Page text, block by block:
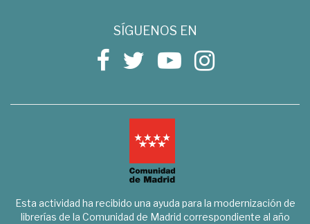
SÍGUENOS EN
Esta actividad ha recibido una ayuda para la modernización de
librerías de la Comunidad de Madrid correspondiente al año